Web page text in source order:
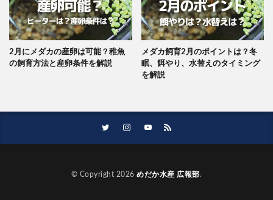
2月にメダカの産卵は可能？稚魚
の飼育方法と産卵条件を解説
メダカ飼育2月のポイントは？冬
眠、餌やり、水替えのタイミング
を解説
© Copyright 2026めだか水産 広報部.